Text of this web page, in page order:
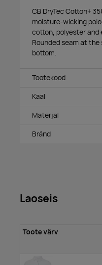
CB DryTec Cotton+
moisture-wicking
cotton, polyester and
Rounded seam at
bottom.
Tootekood
Kaal
Materjal
Bränd
Laoseis
Toote värv